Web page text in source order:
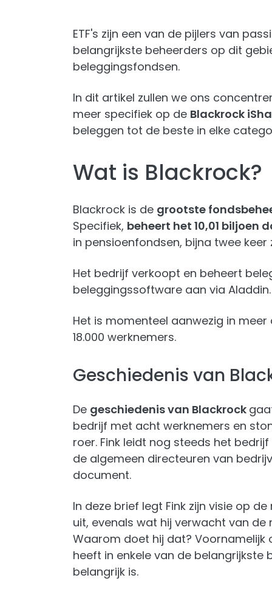
ETF's zijn een van de pijlers van
belangrijkste beheerders op dit
beleggingsfondsen.
In dit artikel zullen we ons
meer specifiek op de Blackrock
beleggen tot de beste in elke
Wat is Blackrock?
Blackrock is de grootste
Specifiek, beheert het 10,01 biljoen
in pensioenfondsen, bijna twee
Het bedrijf verkoopt en beheert
beleggingssoftware aan via Aladdin.
Het is momenteel aanwezig in
18.000 werknemers.
Geschiedenis van
De geschiedenis van Blackrock
bedrijf met acht werknemers en
roer. Fink leidt nog steeds het
de algemeen directeuren van
document.
In deze brief legt Fink zijn visie op
uit, evenals wat hij verwacht van
Waarom doet hij dat? Voornamelijk
heeft in enkele van de belangrijkste
belangrijk is.